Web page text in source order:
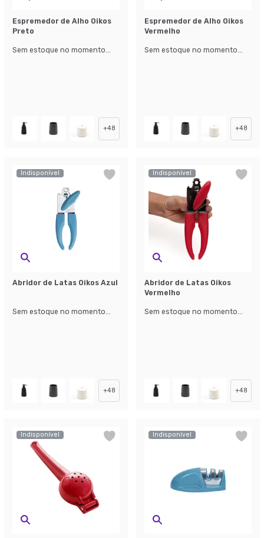
Espremedor de Alho Oikos
Preto
Sem estoque no momento...
+48
Espremedor de Alho Oikos
Vermelho
Sem estoque no momento...
+48
Indisponível
Abridor de Latas Oikos Azul
Sem estoque no momento...
+48
Indisponível
Abridor de Latas Oikos
Vermelho
Sem estoque no momento...
+48
Indisponível Indisponível